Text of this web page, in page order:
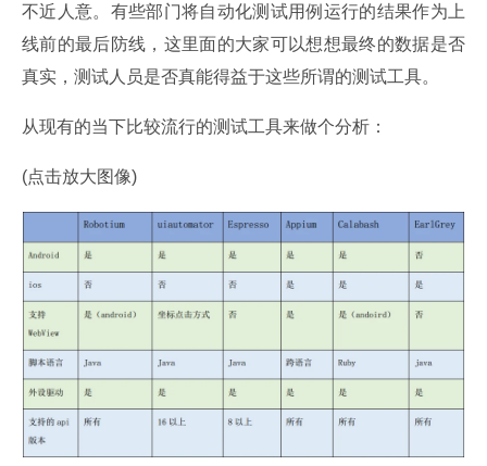
不近人意。有些部门将自动化测试用例运行的结果作为上
线前的最后防线，这里面的大家可以想想最终的数据是否
真实，测试人员是否真能得益于这些所谓的测试工具。
从现有的当下比较流行的测试工具来做个分析：
(点击放大图像)